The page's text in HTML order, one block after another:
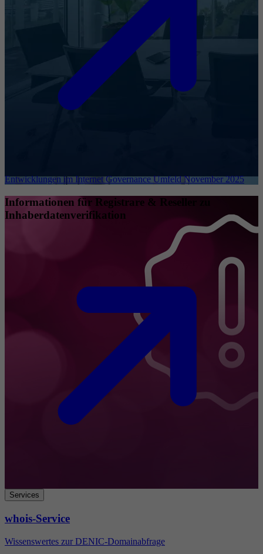
Entwicklungen im Internet Governance Umfeld November 2025
Informationen für Registrare & Reseller zu
Inhaberdatenverifikation
Services
whois-Service
Wissenswertes zur DENIC-Domainabfrage